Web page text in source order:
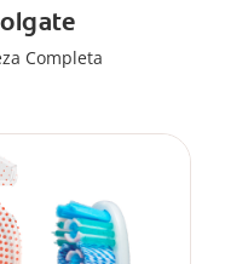
Completa